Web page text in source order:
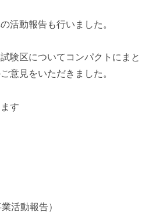
活動報告も行いました。
験区についてコンパクトにま
意見をいただきました。
す
活動報告）